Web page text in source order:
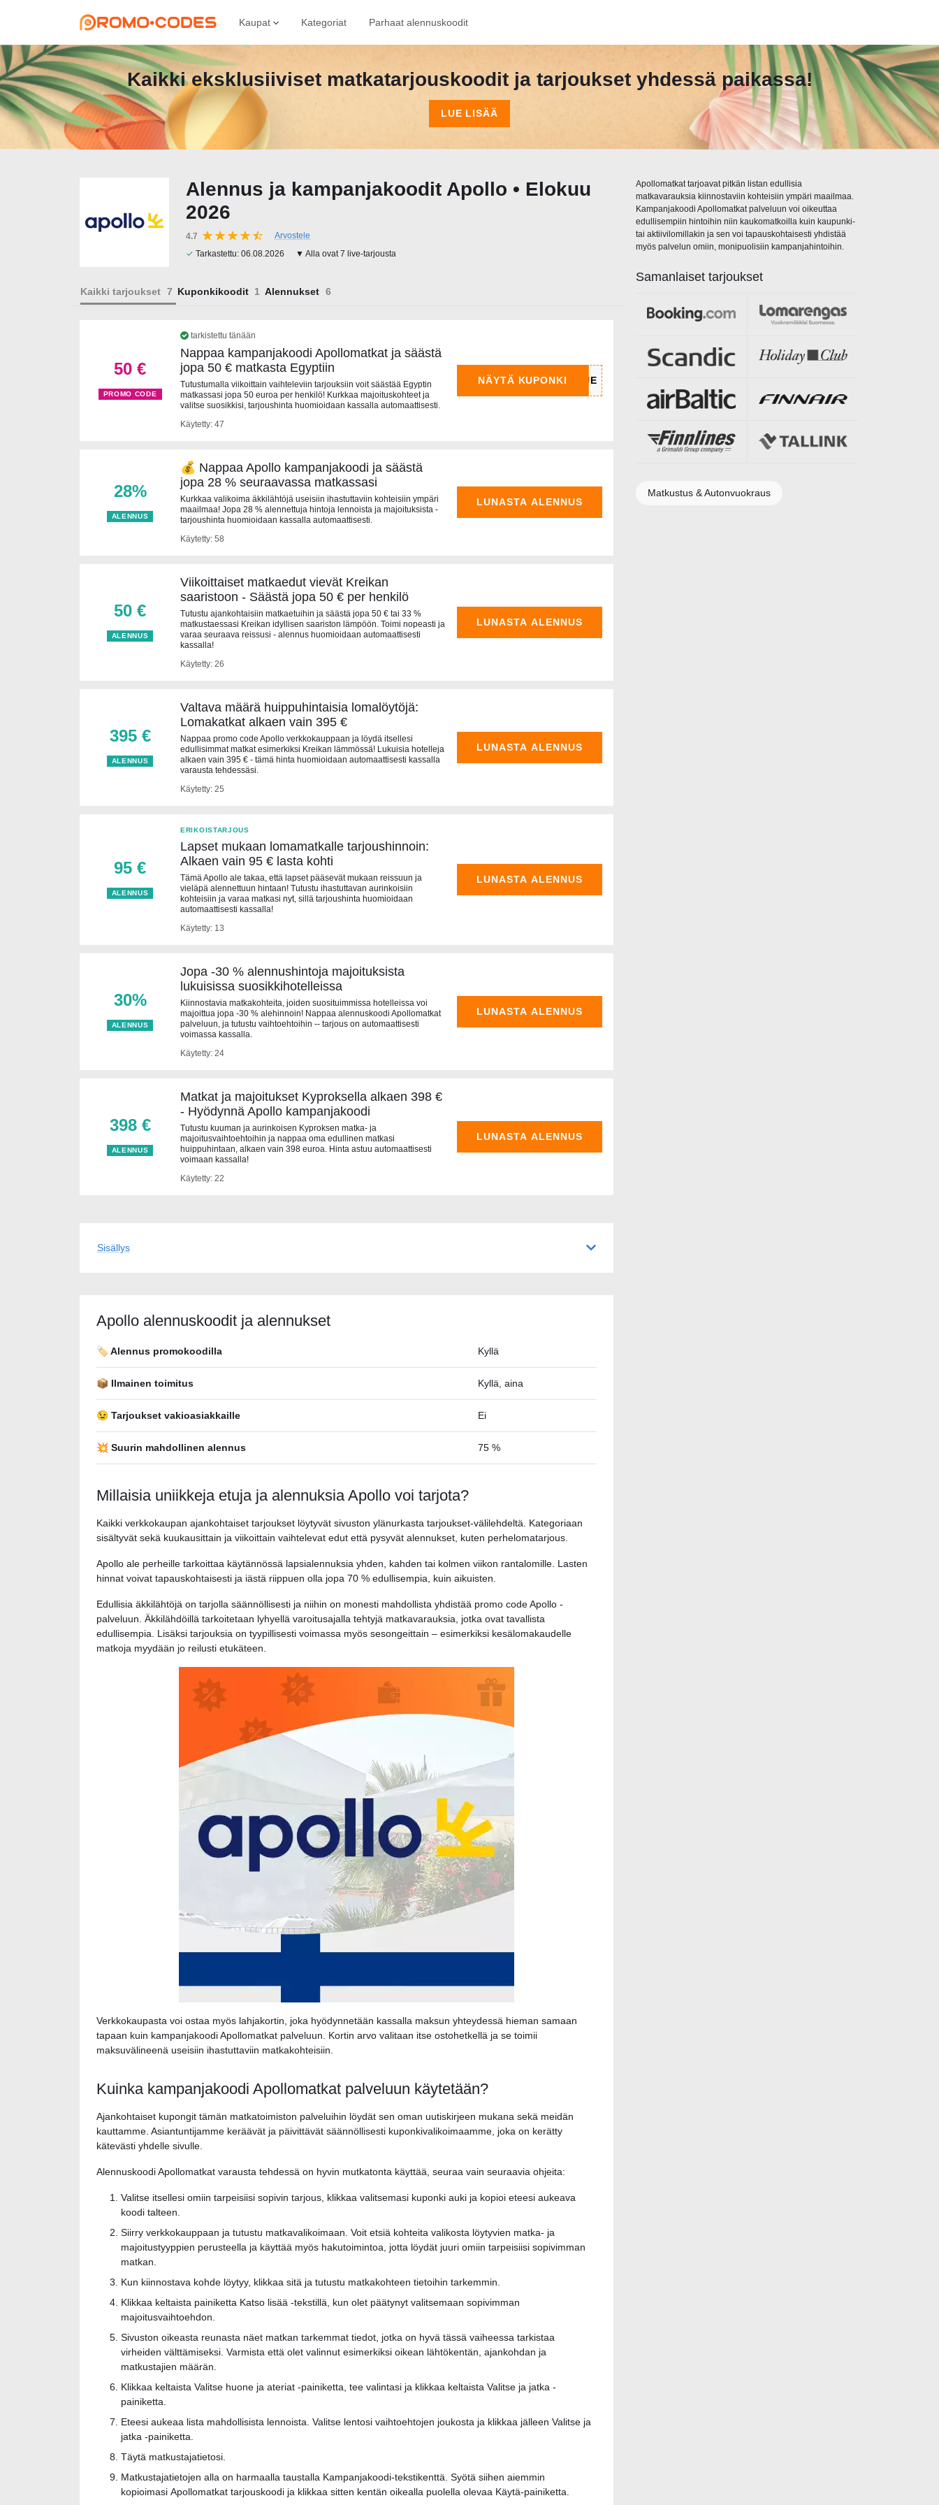
Kaupat Kategoriat Parhaat alennuskoodit
Kaikki eksklusiiviset matkatarjouskoodit ja tarjoukset yhdessä paikassa!
LUE LISÄÄ
Alennus ja kampanjakoodit Apollo • Elokuu
2026
4.7
Arvostele
✓ Tarkastettu: 06.08.2026 ▼ Alla ovat 7 live-tarjousta
Kaikki tarjoukset Kuponkikoodit Alennukset
50 €
PROMO CODE
tarkistettu tänään
Nappaa kampanjakoodi Apollomatkat ja säästä
jopa 50 € matkasta Egyptiin
Tutustumalla viikoittain vaihteleviin tarjouksiin voit säästää Egyptin
matkassasi jopa 50 euroa per henkilö! Kurkkaa majoituskohteet ja
valitse suosikkisi, tarjoushinta huomioidaan kassalla automaattisesti.
Käytetty: 47
NÄYTÄ KUPONKI
28%
ALENNUS
💰 Nappaa Apollo kampanjakoodi ja säästä
jopa 28 % seuraavassa matkassasi
Kurkkaa valikoima äkkilähtöjä useisiin ihastuttaviin kohteisiin ympäri
maailmaa! Jopa 28 % alennettuja hintoja lennoista ja majoituksista -
tarjoushinta huomioidaan kassalla automaattisesti.
Käytetty: 58
LUNASTA ALENNUS
50 €
ALENNUS
Viikoittaiset matkaedut vievät Kreikan
saaristoon - Säästä jopa 50 € per henkilö
Tutustu ajankohtaisiin matkaetuihin ja säästä jopa 50 € tai 33 %
matkustaessasi Kreikan idyllisen saariston lämpöön. Toimi nopeasti ja
varaa seuraava reissusi - alennus huomioidaan automaattisesti
kassalla!
Käytetty: 26
LUNASTA ALENNUS
395 €
ALENNUS
Valtava määrä huippuhintaisia lomalöytöjä:
Lomakatkat alkaen vain 395 €
Nappaa promo code Apollo verkkokauppaan ja löydä itsellesi
edullisimmat matkat esimerkiksi Kreikan lämmössä! Lukuisia hotelleja
alkaen vain 395 € - tämä hinta huomioidaan automaattisesti kassalla
varausta tehdessäsi.
Käytetty: 25
LUNASTA ALENNUS
95 €
ALENNUS
ERIKOISTARJOUS
Lapset mukaan lomamatkalle tarjoushinnoin:
Alkaen vain 95 € lasta kohti
Tämä Apollo ale takaa, että lapset pääsevät mukaan reissuun ja
vieläpä alennettuun hintaan! Tutustu ihastuttavan aurinkoisiin
kohteisiin ja varaa matkasi nyt, sillä tarjoushinta huomioidaan
automaattisesti kassalla!
Käytetty: 13
LUNASTA ALENNUS
30%
ALENNUS
Jopa -30 % alennushintoja majoituksista
lukuisissa suosikkihotelleissa
Kiinnostavia matkakohteita, joiden suosituimmissa hotelleissa voi
majoittua jopa -30 % alehinnoin! Nappaa alennuskoodi Apollomatkat
palveluun, ja tutustu vaihtoehtoihin -- tarjous on automaattisesti
voimassa kassalla.
Käytetty: 24
LUNASTA ALENNUS
398 €
ALENNUS
Matkat ja majoitukset Kyproksella alkaen 398 €
- Hyödynnä Apollo kampanjakoodi
Tutustu kuuman ja aurinkoisen Kyproksen matka- ja
majoitusvaihtoehtoihin ja nappaa oma edullinen matkasi
huippuhintaan, alkaen vain 398 euroa. Hinta astuu automaattisesti
voimaan kassalla!
Käytetty: 22
LUNASTA ALENNUS
Sisällys
Apollo alennuskoodit ja alennukset
🏷️ Alennus promokoodilla Kyllä
📦 Ilmainen toimitus Kyllä, aina
😉 Tarjoukset vakioasiakkaille Ei
💥 Suurin mahdollinen alennus 75 %
Millaisia uniikkeja etuja ja alennuksia Apollo voi tarjota?
Kaikki verkkokaupan ajankohtaiset tarjoukset löytyvät sivuston ylänurkasta tarjoukset-välilehdeltä. Kategoriaan
sisältyvät sekä kuukausittain ja viikoittain vaihtelevat edut että pysyvät alennukset, kuten perhelomatarjous.
Apollo ale perheille tarkoittaa käytännössä lapsialennuksia yhden, kahden tai kolmen viikon rantalomille. Lasten
hinnat voivat tapauskohtaisesti ja iästä riippuen olla jopa 70 % edullisempia, kuin aikuisten.
Edullisia äkkilähtöjä on tarjolla säännöllisesti ja niihin on monesti mahdollista yhdistää promo code Apollo -
palveluun. Äkkilähdöillä tarkoitetaan lyhyellä varoitusajalla tehtyjä matkavarauksia, jotka ovat tavallista
edullisempia. Lisäksi tarjouksia on tyypillisesti voimassa myös sesongeittain – esimerkiksi kesälomakaudelle
matkoja myydään jo reilusti etukäteen.
Verkkokaupasta voi ostaa myös lahjakortin, joka hyödynnetään kassalla maksun yhteydessä hieman samaan
tapaan kuin kampanjakoodi Apollomatkat palveluun. Kortin arvo valitaan itse ostohetkellä ja se toimii
maksuvälineenä useisiin ihastuttaviin matkakohteisiin.
Kuinka kampanjakoodi Apollomatkat palveluun käytetään?
Ajankohtaiset kupongit tämän matkatoimiston palveluihin löydät sen oman uutiskirjeen mukana sekä meidän
kauttamme. Asiantuntijamme keräävät ja päivittävät säännöllisesti kuponkivalikoimaamme, joka on kerätty
kätevästi yhdelle sivulle.
Alennuskoodi Apollomatkat varausta tehdessä on hyvin mutkatonta käyttää, seuraa vain seuraavia ohjeita:
Valitse itsellesi omiin tarpeisiisi sopivin tarjous, klikkaa valitsemasi kuponki auki ja kopioi eteesi aukeava
koodi talteen.
Siirry verkkokauppaan ja tutustu matkavalikoimaan. Voit etsiä kohteita valikosta löytyvien matka- ja
majoitustyyppien perusteella ja käyttää myös hakutoimintoa, jotta löydät juuri omiin tarpeisiisi sopivimman
matkan.
Kun kiinnostava kohde löytyy, klikkaa sitä ja tutustu matkakohteen tietoihin tarkemmin.
Klikkaa keltaista painiketta Katso lisää -tekstillä, kun olet päätynyt valitsemaan sopivimman
majoitusvaihtoehdon.
Sivuston oikeasta reunasta näet matkan tarkemmat tiedot, jotka on hyvä tässä vaiheessa tarkistaa
virheiden välttämiseksi. Varmista että olet valinnut esimerkiksi oikean lähtökentän, ajankohdan ja
matkustajien määrän.
Klikkaa keltaista Valitse huone ja ateriat -painiketta, tee valintasi ja klikkaa keltaista Valitse ja jatka -
painiketta.
Eteesi aukeaa lista mahdollisista lennoista. Valitse lentosi vaihtoehtojen joukosta ja klikkaa jälleen Valitse ja
jatka -painiketta.
Täytä matkustajatietosi.
Matkustajatietojen alla on harmaalla taustalla Kampanjakoodi-tekstikenttä. Syötä siihen aiemmin
kopioimasi Apollomatkat tarjouskoodi ja klikkaa sitten kentän oikealla puolella olevaa Käytä-painiketta.
Apollomatkat tarjoavat pitkän listan edullisia
matkavarauksia kiinnostaviin kohteisiin ympäri maailmaa.
Kampanjakoodi Apollomatkat palveluun voi oikeuttaa
edullisempiin hintoihin niin kaukomatkoilla kuin kaupunki-
tai aktiivilomillakin ja sen voi tapauskohtaisesti yhdistää
myös palvelun omiin, monipuolisiin kampanjahintoihin.
Samanlaiset tarjoukset
Matkustus & Autonvuokraus